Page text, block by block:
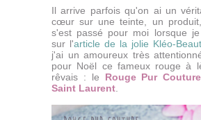
Il arrive parfois qu'on ai un
cœur sur une teinte, un
s'est passé pour moi lorsque
sur l'article de la jolie Kléo-
j'ai un amoureux très
pour Noël ce fameux rouge à
rêvais : le Rouge Pur
Saint Laurent